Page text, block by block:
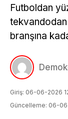
Futboldan
tekvandodan
branşına
Giriş: 06-06-2026
Güncelleme: 06-